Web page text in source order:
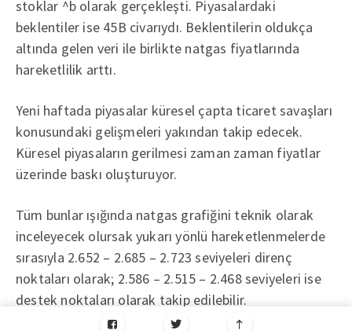
stoklar ^b olarak gerçekleşti. Piyasalardaki
beklentiler ise 45B civarıydı. Beklentilerin oldukça
altında gelen veri ile birlikte natgas fiyatlarında
hareketlilik arttı.
Yeni haftada piyasalar küresel çapta ticaret savaşları
konusundaki gelişmeleri yakından takip edecek.
Küresel piyasaların gerilmesi zaman zaman fiyatlar
üzerinde baskı oluşturuyor.
Tüm bunlar ışığında natgas grafiğini teknik olarak
inceleyecek olursak yukarı yönlü hareketlenmelerde
sırasıyla 2.652 – 2.685 – 2.723 seviyeleri direnç
noktaları olarak; 2.586 – 2.515 – 2.468 seviyeleri ise
destek noktaları olarak takip edilebilir.